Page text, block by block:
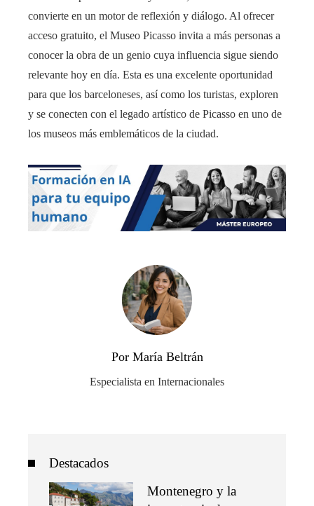
convierte en un motor de reflexión y diálogo. Al ofrecer
acceso gratuito, el Museo Picasso invita a más personas a
conocer la obra de un genio cuya influencia sigue siendo
relevante hoy en día. Esta es una excelente oportunidad
para que los barceloneses, así como los turistas, exploren
y se conecten con el legado artístico de Picasso en uno de
los museos más emblemáticos de la ciudad.
Por María Beltrán
Especialista en Internacionales
Destacados
Montenegro y la